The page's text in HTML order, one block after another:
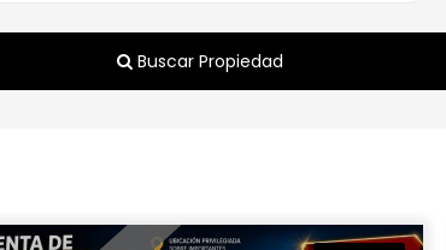
Buscar Propiedad